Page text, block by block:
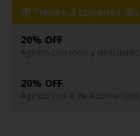
Tienes 2 cupones
20% OFF
Agosto con todo y
20% OFF
Agosto con A de Acomer